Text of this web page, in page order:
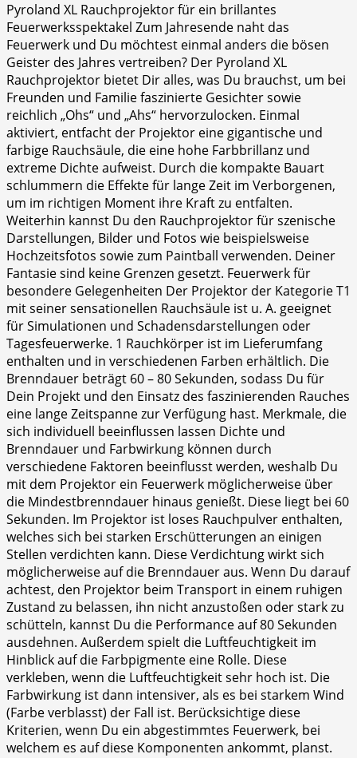
Pyroland XL Rauchprojektor für ein brillantes
Feuerwerksspektakel Zum Jahresende naht das
Feuerwerk und Du möchtest einmal anders die bösen
Geister des Jahres vertreiben? Der Pyroland XL
Rauchprojektor bietet Dir alles, was Du brauchst, um bei
Freunden und Familie faszinierte Gesichter sowie
reichlich „Ohs“ und „Ahs“ hervorzulocken. Einmal
aktiviert, entfacht der Projektor eine gigantische und
farbige Rauchsäule, die eine hohe Farbbrillanz und
extreme Dichte aufweist. Durch die kompakte Bauart
schlummern die Effekte für lange Zeit im Verborgenen,
um im richtigen Moment ihre Kraft zu entfalten.
Weiterhin kannst Du den Rauchprojektor für szenische
Darstellungen, Bilder und Fotos wie beispielsweise
Hochzeitsfotos sowie zum Paintball verwenden. Deiner
Fantasie sind keine Grenzen gesetzt. Feuerwerk für
besondere Gelegenheiten Der Projektor der Kategorie T1
mit seiner sensationellen Rauchsäule ist u. A. geeignet
für Simulationen und Schadensdarstellungen oder
Tagesfeuerwerke. 1 Rauchkörper ist im Lieferumfang
enthalten und in verschiedenen Farben erhältlich. Die
Brenndauer beträgt 60 – 80 Sekunden, sodass Du für
Dein Projekt und den Einsatz des faszinierenden Rauches
eine lange Zeitspanne zur Verfügung hast. Merkmale, die
sich individuell beeinflussen lassen Dichte und
Brenndauer und Farbwirkung können durch
verschiedene Faktoren beeinflusst werden, weshalb Du
mit dem Projektor ein Feuerwerk möglicherweise über
die Mindestbrenndauer hinaus genießt. Diese liegt bei 60
Sekunden. Im Projektor ist loses Rauchpulver enthalten,
welches sich bei starken Erschütterungen an einigen
Stellen verdichten kann. Diese Verdichtung wirkt sich
möglicherweise auf die Brenndauer aus. Wenn Du darauf
achtest, den Projektor beim Transport in einem ruhigen
Zustand zu belassen, ihn nicht anzustoßen oder stark zu
schütteln, kannst Du die Performance auf 80 Sekunden
ausdehnen. Außerdem spielt die Luftfeuchtigkeit im
Hinblick auf die Farbpigmente eine Rolle. Diese
verkleben, wenn die Luftfeuchtigkeit sehr hoch ist. Die
Farbwirkung ist dann intensiver, als es bei starkem Wind
(Farbe verblasst) der Fall ist. Berücksichtige diese
Kriterien, wenn Du ein abgestimmtes Feuerwerk, bei
welchem es auf diese Komponenten ankommt, planst.